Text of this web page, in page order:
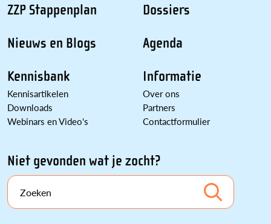
ZZP Stappenplan
Nieuws en Blogs
Kennisbank
Kennisartikelen
Downloads
Webinars en Video's
Dossiers
Agenda
Informatie
Over ons
Partners
Contactformulier
Niet gevonden wat je zocht?
Zoeken